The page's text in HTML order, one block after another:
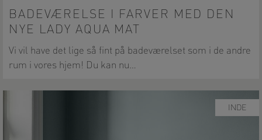
BADEVÆRELSE I FARVER MED DEN
NYE LADY AQUA MAT
Vi vil have det lige så fint på badeværelset som i de andre
rum i vores hjem! Du kan nu…
INDE